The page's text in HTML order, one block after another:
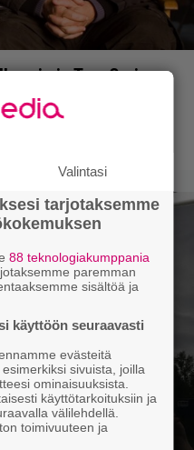
ja Tom Cruisen
– Syynä Cruisen
Valintasi
tarjotaksemme
88 teknologiakumppania
paremman
sisältöä ja
käyttöön seuraavasti
evästeitä
sivuista, joilla
ominaisuuksista.
käyttötarkoituksiin ja
välilehdellä.
toimivuuteen ja